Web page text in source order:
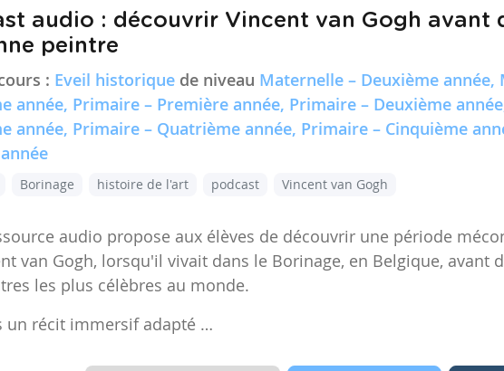
audio : découvrir Vincent van Gogh avant
peintre
: Eveil historique de niveau Maternelle – Deuxième année,
année, Primaire – Première année, Primaire – Deuxième
année, Primaire – Quatrième année, Primaire – Cinquième
Borinage histoire de l'art podcast Vincent van Gogh
audio propose aux élèves de découvrir une période
van Gogh, lorsqu'il vivait dans le Borinage, en Belgique, avant
les plus célèbres au monde.
un récit immersif adapté …